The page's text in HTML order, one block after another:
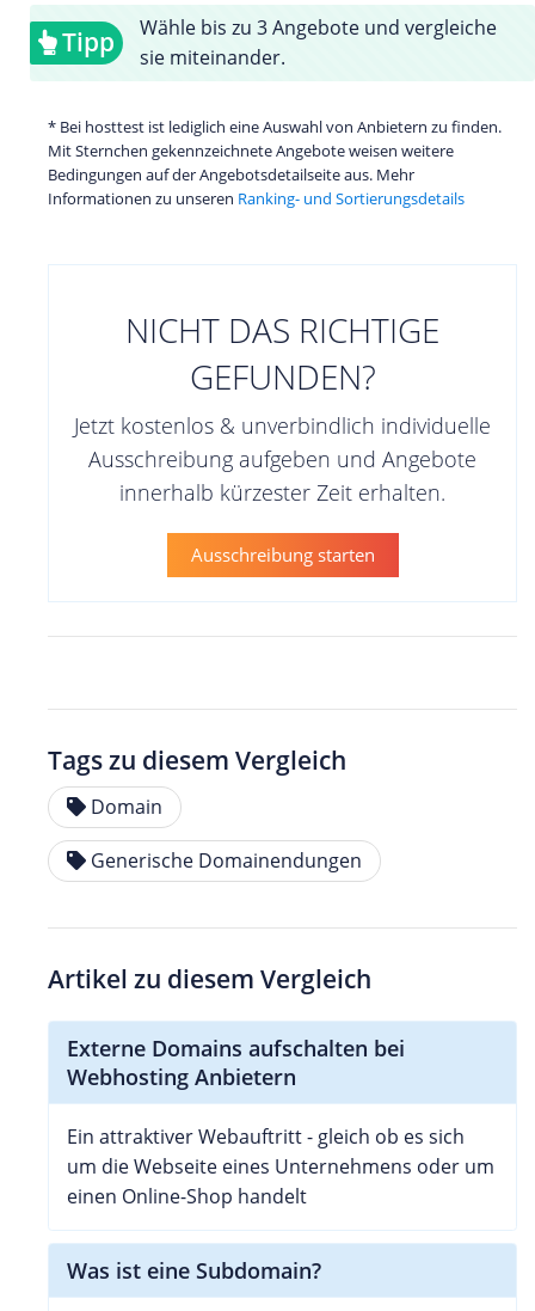
Tipp
Wähle bis zu 3 Angebote und vergleiche
sie miteinander.
* Bei hosttest ist lediglich eine Auswahl von Anbietern zu finden.
Mit Sternchen gekennzeichnete Angebote weisen weitere
Bedingungen auf der Angebotsdetailseite aus. Mehr
Informationen zu unseren Ranking- und Sortierungsdetails
NICHT DAS RICHTIGE
GEFUNDEN?
Jetzt kostenlos & unverbindlich individuelle
Ausschreibung aufgeben und Angebote
innerhalb kürzester Zeit erhalten.
Ausschreibung starten
Tags zu diesem Vergleich
Domain
Generische Domainendungen
Artikel zu diesem Vergleich
Externe Domains aufschalten bei
Webhosting Anbietern
Ein attraktiver Webauftritt - gleich ob es sich
um die Webseite eines Unternehmens oder um
einen Online-Shop handelt
Was ist eine Subdomain?